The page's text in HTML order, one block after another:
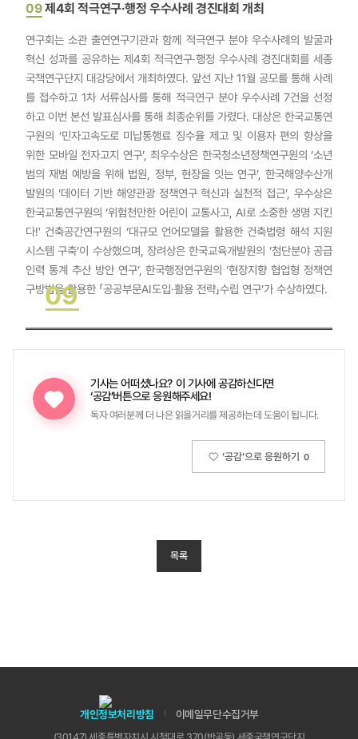
09제4회 적극연구·행정 우수사례 경진대회 개최
연구회는 소관 출연연구기관과 함께 적극연구 분야 우수사례의 발굴과
혁신 성과를 공유하는 제4회 적극연구·행정 우수사례 경진대회를 세종
국책연구단지 대강당에서 개최하였다. 앞선 지난 11월 공모를 통해 사례
를 접수하고 1차 서류심사를 통해 적극연구 분야 우수사례 7건을 선정
하고 이번 본선 발표심사를 통해 최종순위를 가렸다. 대상은 한국교통연
구원의 ‘민자고속도로 미납통행료 징수율 제고 및 이용자 편의 향상을
위한 모바일 전자고지 연구’, 최우수상은 한국청소년정책연구원의 ‘소년
범의 재범 예방을 위해 법원, 정부, 현장을 잇는 연구’, 한국해양수산개
발원의 ‘데이터 기반 해양관광 정책연구 혁신과 실천적 접근’, 우수상은
한국교통연구원의 ‘위험천만한 어린이 교통사고, AI로 소중한 생명 지킨
다!' 건축공간연구원의 ‘대규모 언어모델을 활용한 건축법령 해석 지원
시스템 구축’이 수상했으며, 장려상은 한국교육개발원의 ‘첨단분야 공급
인력 통계 추산 방안 연구’, 한국행정연구원의 ‘현장지향 협업형 정책연
구방법을 활용한 「공공부문AI도입·활용 전략」수립 연구’가 수상하였다.
09
기사는 어떠셨나요? 이 기사에 공감하신다면
‘공감’버튼으로 응원해주세요!
독자 여러분께 더 나은 읽을거리를 제공하는데 도움이 됩니다.
‘공감’으로 응원하기 0
목록
개인정보처리방침 이메일무단수집거부